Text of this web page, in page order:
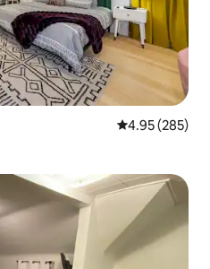
Calificación
4.95 (285)